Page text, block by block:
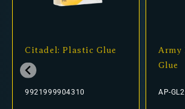
Citadel: Plastic Glue
9921999904310
Army
Glue
AP-